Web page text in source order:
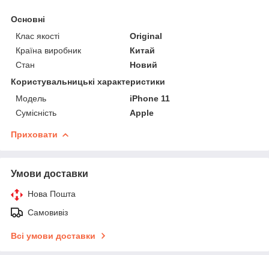
Основні
Клас якості
Original
Країна виробник
Китай
Стан
Новий
Користувальницькі характеристики
Мoдель
iPhone 11
Сумісність
Apple
Приховати
Умови доставки
Нова Пошта
Самовивіз
Всі умови доставки